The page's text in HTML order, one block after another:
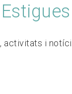
activitats i